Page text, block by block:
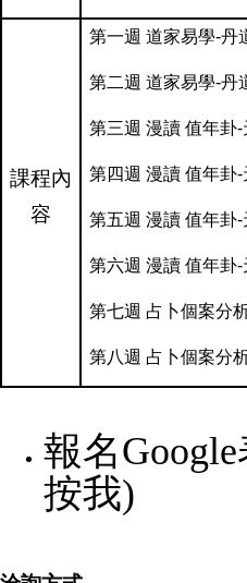
課程內
容
第一週 道家易學-丹
第二週 道家易學-丹
第三週 漫讀 值年卦
第四週 漫讀 值年卦
第五週 漫讀 值年卦
第六週 漫讀 值年卦
第七週 占卜個案分
第八週 占卜個案分
報名
按我)